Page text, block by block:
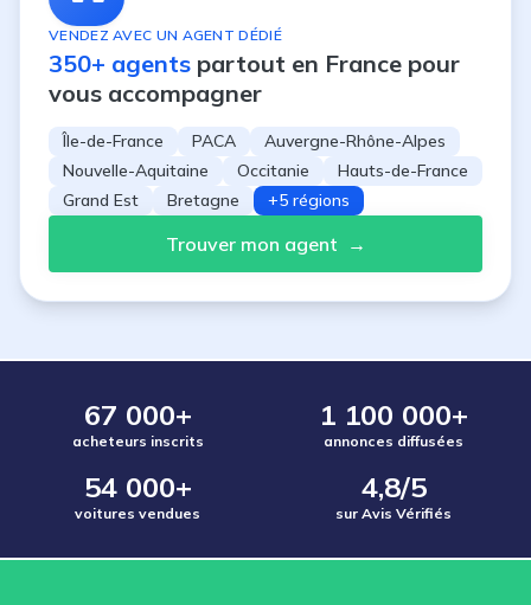
VENDEZ AVEC UN AGENT DÉDIÉ
350+ agents partout en France pour
vous accompagner
Île-de-France PACA
Auvergne-Rhône-Alpes
Nouvelle-Aquitaine
Occitanie
Hauts-de-France
Grand Est
Bretagne +5 régions
Trouver mon agent →
67 000+
acheteurs inscrits
1 100 000+
annonces diffusées
54 000+
voitures vendues
4,8/5
sur Avis Vérifiés